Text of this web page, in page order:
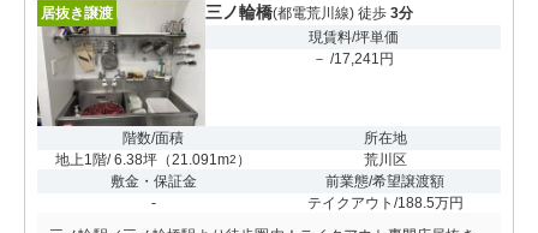
居抜き譲渡 三ノ輪橋(都電荒川線) 徒歩 3分
現賃料/坪単価
－ /17,241円
階数/面積
地上1階/ 6.38坪 （21.091m2 ）
所在地
荒川区
敷金・保証金
-
前業態/希望譲渡額
テイクアウト/188.5万円